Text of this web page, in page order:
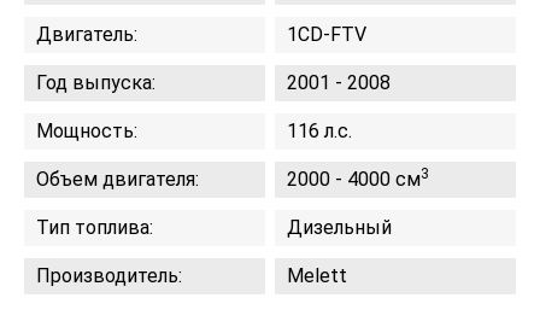
Двигатель: 1CD-FTV
Год выпуска: 2001 - 2008
Мощность: 116 л.с.
Объем двигателя: 2000 - 4000 см3
Тип топлива: Дизельный
Производитель: Melett